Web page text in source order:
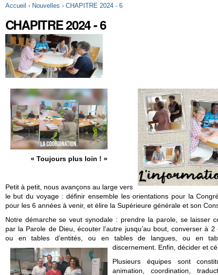
Accueil › Nouvelles › CHAPITRE 2024 - 6
CHAPITRE 2024 - 6
« Toujours plus loin ! »
Petit à petit, nous avançons au large vers
le but du voyage : définir ensemble les orientations pour la
pour les 6 années à venir, et élire la Supérieure générale et son
Notre démarche se veut synodale : prendre la parole, se laisser
par la Parole de Dieu, écouter l’autre jusqu’au bout, converser à
ou en tables d’entités, ou en tables de langues, ou en
discernement. Enfin, décider et
Plusieurs équipes sont
animation, coordination,